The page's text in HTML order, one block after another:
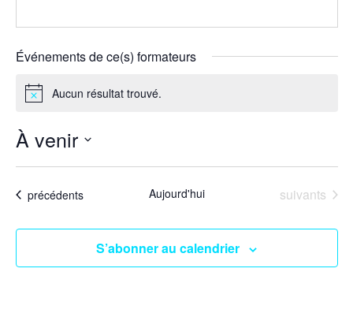
Événements de ce(s) formateurs
NoticeAucun résultat trouvé.
À venir
Sélectionnez
date.
Événements
précédents Aujourd'hui Événements
suivants
S’abonner au calendrier